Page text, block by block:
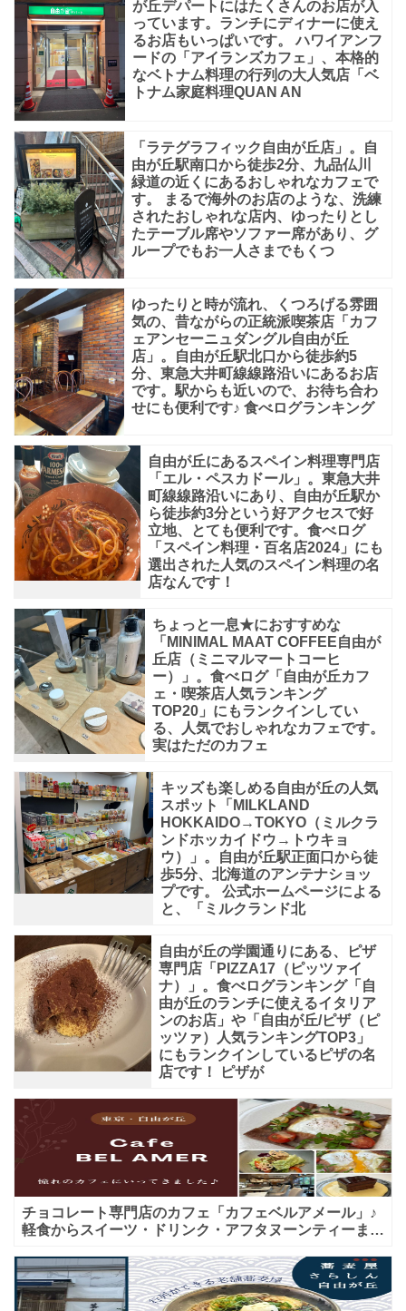
で
す。
が丘デパートにはたくさんのお店が入
っています。ランチにディナーに使え
るお店もいっぱいです。 ハワイアンフ
ードの「アイランズカフェ」、本格的
なベトナム料理の行列の大人気店「ベ
トナム家庭料理QUAN AN
「ラテグラフィック自由が丘店」。自
由が丘駅南口から徒歩2分、九品仏川
緑道の近くにあるおしゃれなカフェで
す。 まるで海外のお店のような、洗練
されたおしゃれな店内、ゆったりとし
たテーブル席やソファー席があり、グ
ループでもお一人さまでもくつ
ゆったりと時が流れ、くつろげる雰囲
気の、昔ながらの正統派喫茶店「カフ
ェアンセーニュダングル自由が丘
店」。自由が丘駅北口から徒歩約5
分、東急大井町線線路沿いにあるお店
です。駅からも近いので、お待ち合わ
せにも便利です♪ 食べログランキング
自由が丘にあるスペイン料理専門店
「エル・ペスカドール」。東急大井
町線線路沿いにあり、自由が丘駅か
ら徒歩約3分という好アクセスで好
立地、とても便利です。食べログ
「スペイン料理・百名店2024」にも
選出された人気のスペイン料理の名
店なんです！
ちょっと一息★におすすめな
「MINIMAL MAAT COFFEE自由が
丘店（ミニマルマートコーヒ
ー）」。食べログ「自由が丘カフ
ェ・喫茶店人気ランキング
TOP20」にもランクインしてい
る、人気でおしゃれなカフェです。
実はただのカフェ
キッズも楽しめる自由が丘の人気
スポット「MILKLAND
HOKKAIDO→TOKYO（ミルクラ
ンドホッカイドウ→トウキョ
ウ）」。自由が丘駅正面口から徒
歩5分、北海道のアンテナショッ
プです。 公式ホームページによる
と、「ミルクランド北
自由が丘の学園通りにある、ピザ
専門店「PIZZA17（ピッツァイ
ナ）」。食べログランキング「自
由が丘のランチに使えるイタリア
ンのお店」や「自由が丘/ピザ（ピ
ッツァ）人気ランキングTOP3」
にもランクインしているピザの名
店です！ ピザが
チョコレート専門店のカフェ「カフェベルアメール」♪
軽食からスイーツ・ドリンク・アフタヌーンティーまで